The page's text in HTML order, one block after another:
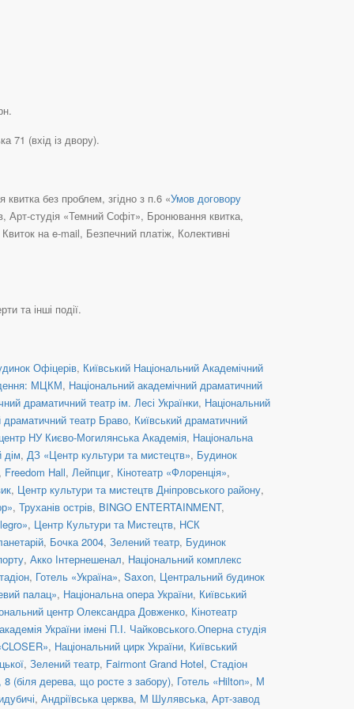
71 (вхід із двору).
без проблем, згідно з п.6 «Умов договору
Арт-студія «Темний Софіт», Бронювання квитка,
на e-mail, Безпечний платіж, Колективні
та інші події.
Офіцерів, Київський Національний Академічний
МЦКМ, Національний академічний драматичний
драматичний театр ім. Лесі Українки, Національний
драматичний театр Браво, Київський драматичний
НУ Києво-Могилянська Академія, Національна
дім, ДЗ «Центр культури та мистецтв», Будинок
Freedom Hall, Лейпциг, Кінотеатр «Флоренція»,
, Центр культури та мистецтв Дніпровського району,
, Труханів острів, BINGO ENTERTAINMENT,
, Центр Культури та Мистецтв, НСК
, Бочка 2004, Зелений театр, Будинок
, Акко Інтернешенал, Національний комплекс
, Готель «Україна», Saxon, Центральний будинок
палац», Національна опера України, Київський
центр Олександра Довженко, Кінотеатр
України імені П.І. Чайковського.Оперна студія
, Національний цирк України, Київський
, Зелений театр, Fairmont Grand Hotel, Стадіон
(біля дерева, що росте з забору), Готель «Hilton», М
, Андріївська церква, М Шулявська, Арт-завод